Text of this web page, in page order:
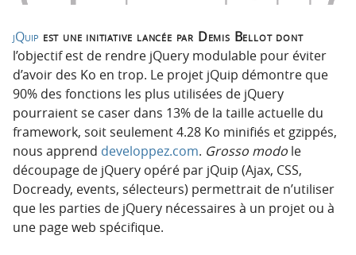
n
c
i
p
a
l
e
u
jQuip est une initiative lancée par Demis Bellot dont
l’objectif est de rendre jQuery modulable pour éviter
d’avoir des Ko en trop. Le projet jQuip démontre que
90% des fonctions les plus utilisées de jQuery
pourraient se caser dans 13% de la taille actuelle du
framework, soit seulement 4.28 Ko minifiés et gzippés,
nous apprend developpez.com. Grosso modo le
découpage de jQuery opéré par jQuip (Ajax, CSS,
Docready, events, sélecteurs) permettrait de n’utiliser
que les parties de jQuery nécessaires à un projet ou à
une page web spécifique.